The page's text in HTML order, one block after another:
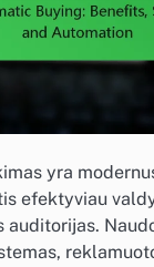
yra
efektyviau
auditorijas.